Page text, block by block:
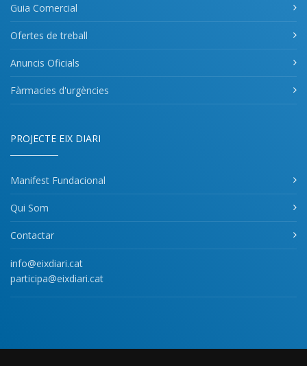
Guia Comercial
Ofertes de treball
Anuncis Oficials
Fàrmacies d'urgències
PROJECTE EIX DIARI
Manifest Fundacional
Qui Som
Contactar
info@eixdiari.cat
participa@eixdiari.cat